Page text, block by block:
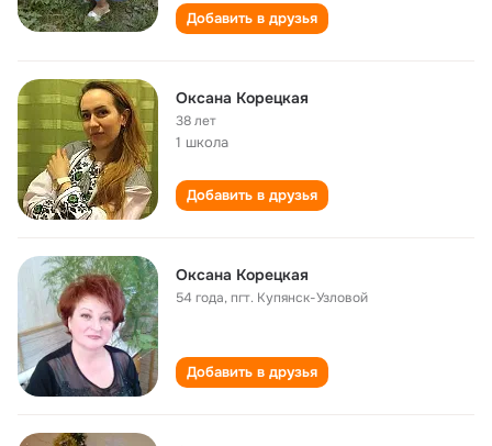
Добавить в друзья
Оксана Корецкая
38 лет
1 школа
Добавить в друзья
Оксана Корецкая
54 года,пгт. Купянск-Узловой
Добавить в друзья